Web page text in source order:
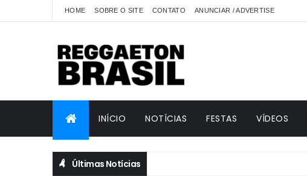
HOME SOBRE O SITE CONTATO ANUNCIAR / ADVERTISE
INÍCIO NOTÍCIAS FESTAS VÍDEOS
Últimas Notícias